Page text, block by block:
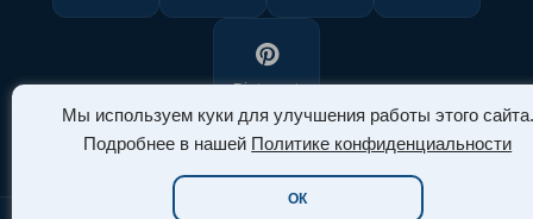
Мы используем куки для улучшения работы этого сайта.
Подробнее в нашей Политике конфиденциальности
ОК
Pinterest